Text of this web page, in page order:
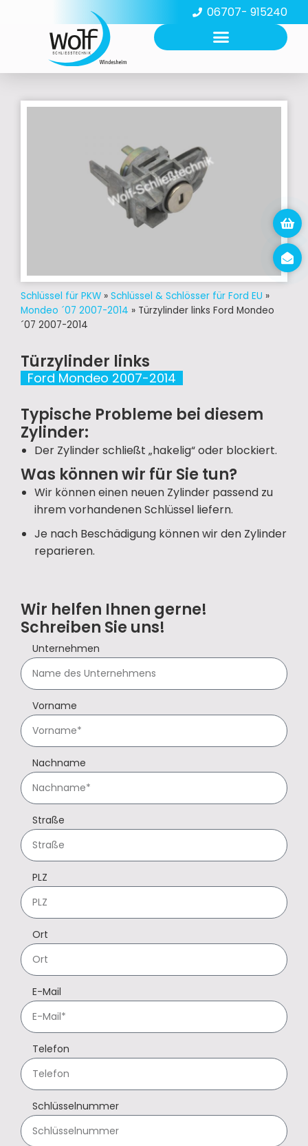
06707- 915240
Schlüssel für PKW » Schlüssel & Schlösser für Ford EU »
Mondeo ´07 2007-2014 » Türzylinder links Ford Mondeo
´07 2007-2014
Türzylinder links
Ford Mondeo 2007-2014
Typische Probleme bei diesem
Zylinder:
Der Zylinder schließt „hakelig“ oder blockiert.
Was können wir für Sie tun?
Wir können einen neuen Zylinder passend zu
ihrem vorhandenen Schlüssel liefern.
Je nach Beschädigung können wir den Zylinder
reparieren.
Wir helfen Ihnen gerne!
Schreiben Sie uns!
Unternehmen
Vorname
Nachname
Straße
PLZ
Ort
E-Mail
Telefon
Schlüsselnummer